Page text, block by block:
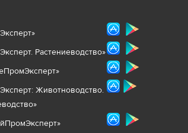
»
Растениеводство»
Животноводство.